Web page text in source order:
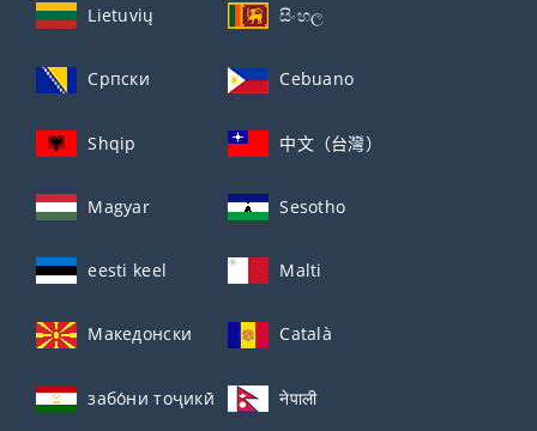
Lietuvių සිංහල
Српски Cebuano
Shqip 中文（台灣）
Magyar Sesotho
eesti keel Malti
Македонски Català
забо́ни тоҷикӣ́ नेपाली